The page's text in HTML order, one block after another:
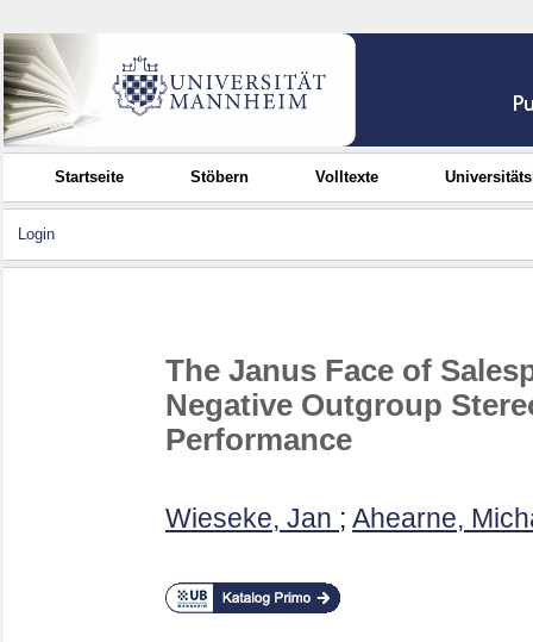
Startseite Stöbern Volltexte
Login
The Janus Face of
Negative Outgroup
Performance
Wieseke, Jan ; Ahearne,